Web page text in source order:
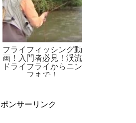
フライフィッシング動
画！入門者必見！渓流
ドライフライからニン
フまで！
ンサーリンク